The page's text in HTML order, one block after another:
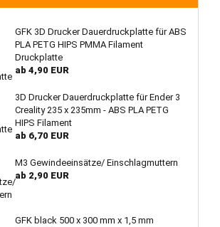
GFK 3D Drucker Dauerdruckplatte für ABS
PLA PETG HIPS PMMA Filament
Druckplatte
ab 4,90 EUR
3D Drucker Dauerdruckplatte für Ender 3
Creality 235 x 235mm - ABS PLA PETG
HIPS Filament
ab 6,70 EUR
M3 Gewindeeinsätze/ Einschlagmuttern
ab 2,90 EUR
GFK black 500 x 300 mm x 1,5 mm